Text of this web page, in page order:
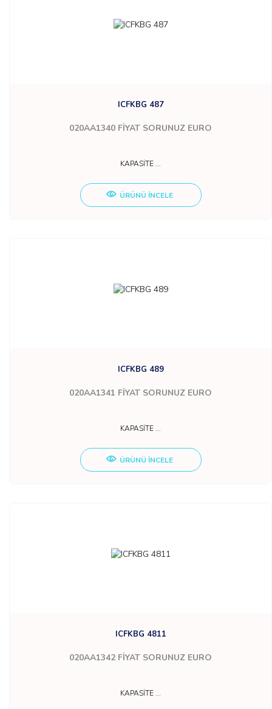
ICFKBG 487
020AA1340 FİYAT SORUNUZ EURO
KAPASİTE ...
ÜRÜNÜ İNCELE
ICFKBG 489
020AA1341 FİYAT SORUNUZ EURO
KAPASİTE ...
ÜRÜNÜ İNCELE
ICFKBG 4811
020AA1342 FİYAT SORUNUZ EURO
KAPASİTE ...